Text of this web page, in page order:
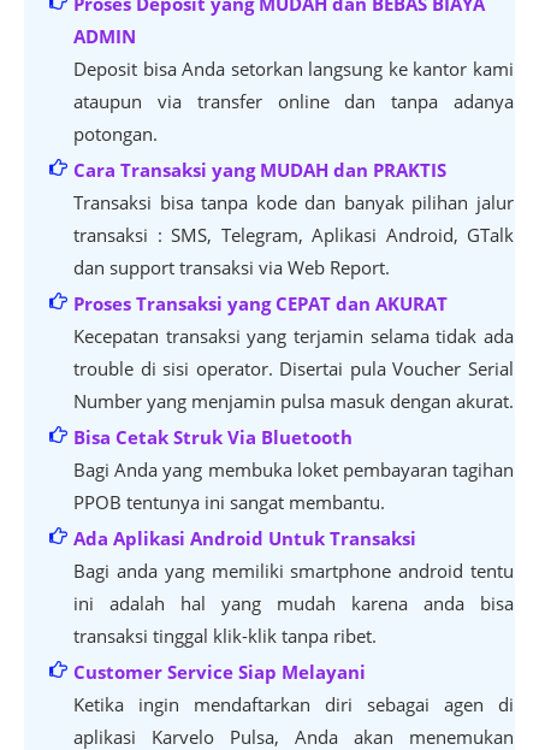
ADMIN
Deposit bisa Anda setorkan langsung ke kantor kami
ataupun via transfer online dan tanpa adanya
potongan.
Cara Transaksi yang MUDAH dan PRAKTIS
Transaksi bisa tanpa kode dan banyak pilihan jalur
transaksi : SMS, Telegram, Aplikasi Android, GTalk
dan support transaksi via Web Report.
Proses Transaksi yang CEPAT dan AKURAT
Kecepatan transaksi yang terjamin selama tidak ada
trouble di sisi operator. Disertai pula Voucher Serial
Number yang menjamin pulsa masuk dengan akurat.
Bisa Cetak Struk Via Bluetooth
Bagi Anda yang membuka loket pembayaran tagihan
PPOB tentunya ini sangat membantu.
Ada Aplikasi Android Untuk Transaksi
Bagi anda yang memiliki smartphone android tentu
ini adalah hal yang mudah karena anda bisa
transaksi tinggal klik-klik tanpa ribet.
Customer Service Siap Melayani
Ketika ingin mendaftarkan diri sebagai agen di
aplikasi Karvelo Pulsa, Anda akan menemukan